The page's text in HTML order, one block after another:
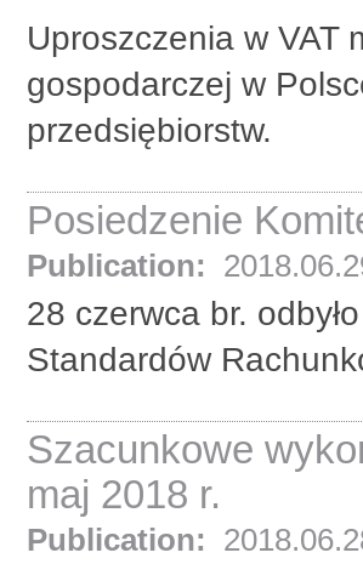
Uproszczenia w VAT
gospodarczej w
przedsiębiorstw.
Posiedzenie
Publication:
28 czerwca br.
Standardów
Szacunkowe
maj 2018 r.
Publication: